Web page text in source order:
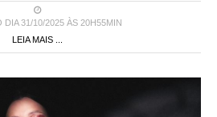
DIA 31/10/2025 ÀS 20H55MIN
LEIA MAIS ...